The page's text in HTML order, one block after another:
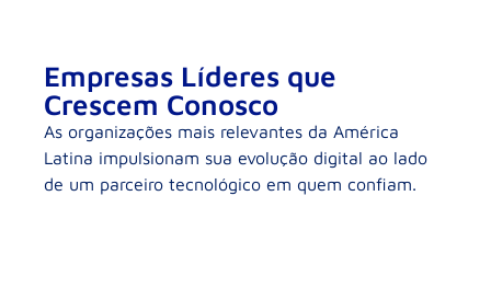
Empresas Líderes que
Crescem Conosco
As organizações mais relevantes da América
Latina impulsionam sua evolução digital ao lado
de um parceiro tecnológico em quem confiam.